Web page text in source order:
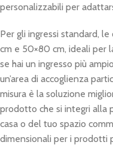
personalizzabili per
Per gli ingressi standard,
cm e 50×80 cm, ideali per
se hai un ingresso più
un’area di accoglienza
misura è la soluzione
prodotto che si integri alla
casa o del tuo spazio
dimensionali per i prodotti